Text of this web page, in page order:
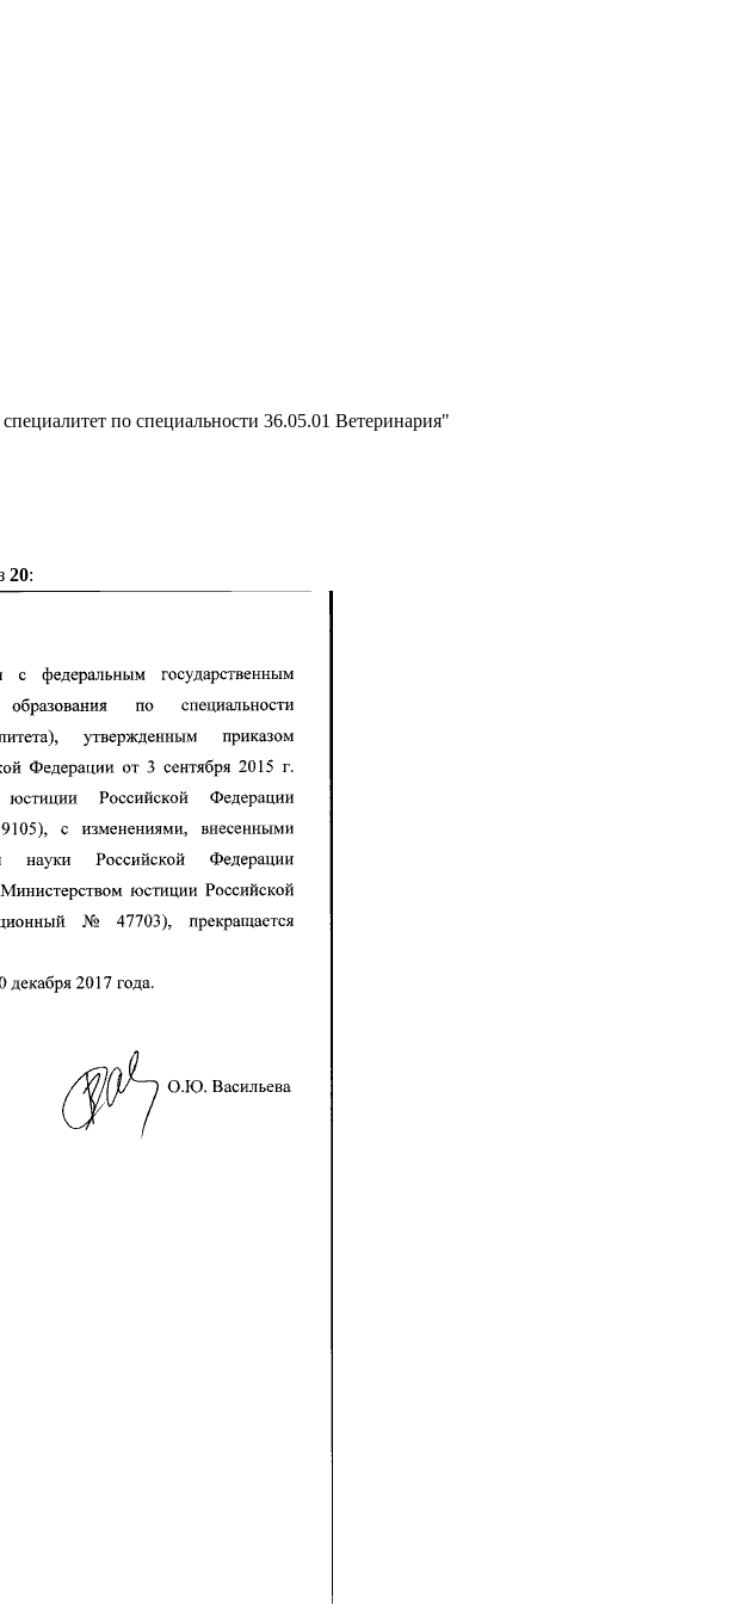
по специальности 36.05.01 Ветеринария"
20: